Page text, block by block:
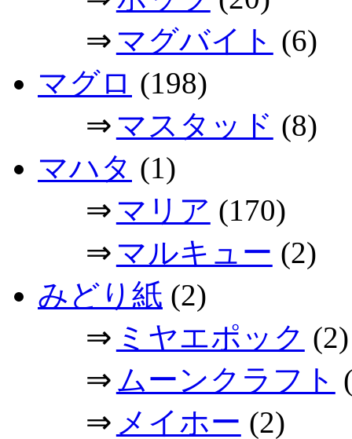
⇒ マグバイト (6)
マグロ (198)
⇒ マスタッド (8)
マハタ (1)
⇒ マリア (170)
⇒ マルキュー (2)
みどり紙 (2)
⇒ ミヤエポック (2)
⇒ ムーンクラフト
⇒ メイホー (2)